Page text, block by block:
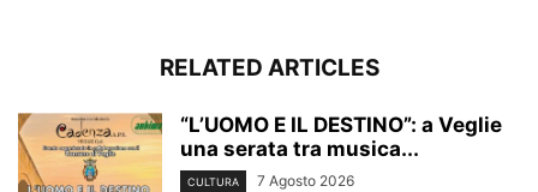
RELATED ARTICLES
“L’UOMO E IL DESTINO”: a Veglie
una serata tra musica...
CULTURA 7 Agosto 2026